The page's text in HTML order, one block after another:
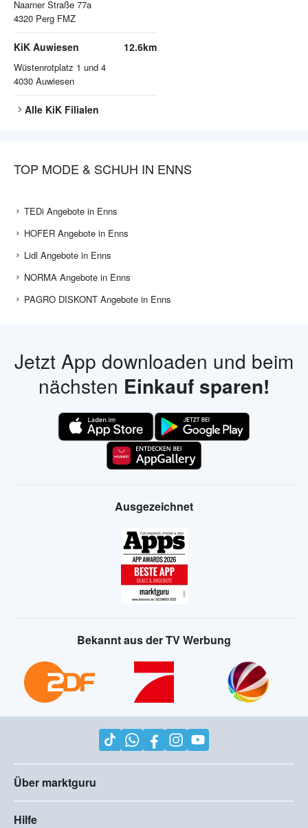
Naarner Straße 77a
4320 Perg FMZ
KiK Auwiesen
Wüstenrotplatz 1 und 4
4030 Auwiesen
12.6km
Alle KiK Filialen
TOP MODE & SCHUH IN ENNS
TEDi Angebote in Enns
HOFER Angebote in Enns
Lidl Angebote in Enns
NORMA Angebote in Enns
PAGRO DISKONT Angebote in Enns
Jetzt App downloaden und beim
nächsten Einkauf sparen!
Ausgezeichnet
Bekannt aus der TV Werbung
Über marktguru
Hilfe